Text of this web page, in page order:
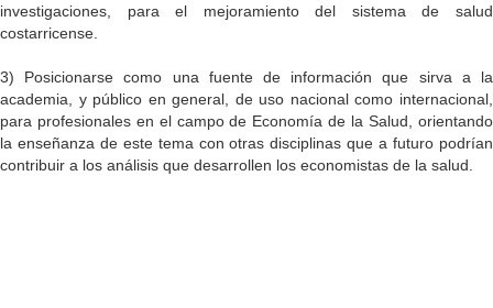
investigaciones, para el mejoramiento del sistema de salud
costarricense.
3) Posicionarse como una fuente de información que sirva a la
academia, y público en general, de uso nacional como internacional,
para profesionales en el campo de Economía de la Salud, orientando
la enseñanza de este tema con otras disciplinas que a futuro podrían
contribuir a los análisis que desarrollen los economistas de la salud.